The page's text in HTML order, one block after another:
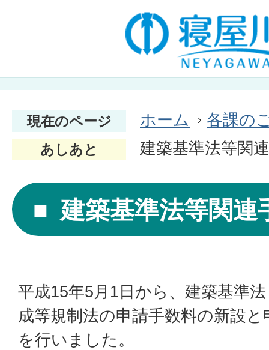
現在のページ ホーム 各課の
あしあと 建築基準法等関
建築基準法等関連
平成15年5月1日から、建築基準
成等規制法の申請手数料の新設
を行いました。